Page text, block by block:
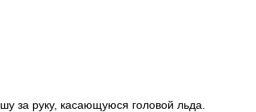
за руку, касающуюся головой льда.